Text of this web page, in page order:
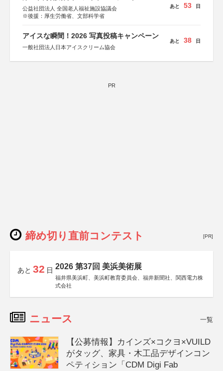
公益社団法人 全国老人福祉施設協議会
※後援：厚生労働省、文部科学省
あと 53 日
アイスな瞬間！2026 写真投稿キャンペーン
一般社団法人日本アイスクリーム協会
あと 38 日
PR
締め切り直前コンテスト [PR]
あと 32 日 2026 第37回 美浜美術展
福井県美浜町、美浜町教育委員会、福井新聞社、関西電力株
式会社
ニュース 一覧
【公募情報】カインズ×コクヨ×VUILD
がタッグ、家具・木工品デザインコン
ペティション「CDM Digi Fab